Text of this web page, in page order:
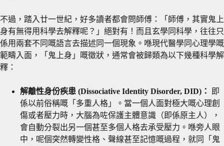
不過，踏入廿一世紀，好多讀者都會問師傅：「師傅，其實鬼上
身有無得用科學去解釋呢？」絕對有！而且玄學同科學，往往只
係用兩套不同嘅語言去描述同一個現象。喺現代醫學同心理學嘅
範疇入面，「鬼上身」嘅徵狀，通常會被歸類為以下幾種科學解
釋：
解離性身份疾患 (Dissociative Identity Disorder, DID)：
即
係以前俗稱嘅「多重人格」。當一個人面對極大嘅心理創
傷或者壓力時，大腦為咗保護主體意識（即係原主人），
會自動分裂出另一個甚至多個人格去承受壓力。喺旁人眼
中，呢個突然轉變性格、聲線甚至記憶嘅過程，就同「鬼